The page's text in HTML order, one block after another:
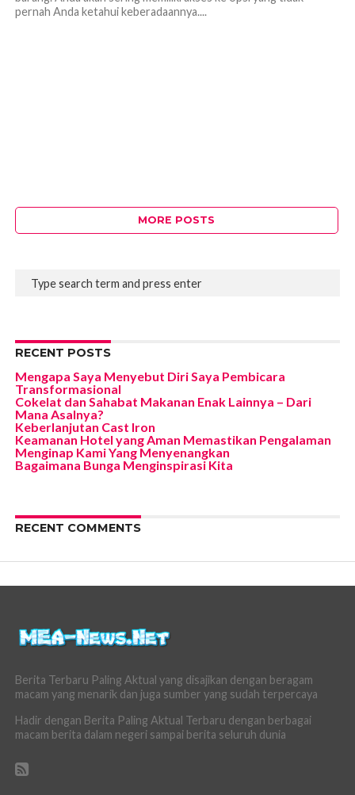
pernah Anda ketahui keberadaannya....
MORE POSTS
RECENT POSTS
Mengapa Saya Menyebut Diri Saya Pembicara
Transformasional
Cokelat dan Sahabat Makanan Enak Lainnya – Dari
Mana Asalnya?
Keberlanjutan Cast Iron
Keamanan Hotel yang Aman Memastikan Pengalaman
Menginap Kami Yang Menyenangkan
Bagaimana Bunga Menginspirasi Kita
RECENT COMMENTS
Berita Terbaru Paling Aktual yang disajikan dengan beragam
macam yang menarik dan juga sumber yang sudah terpercaya
Hadir dengan Berita Paling Aktual Terbaru dengan berbagai
macam berita dalam negeri sampai berita seluruh dunia